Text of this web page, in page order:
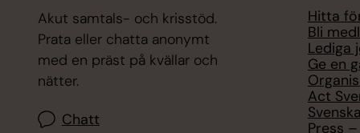
Akut samtals- och krisstöd.
Prata eller chatta anonymt
med en präst på kvällar och
nätter.
Chatt
Hitta
Bli
Lediga
Ge en
Act
Press